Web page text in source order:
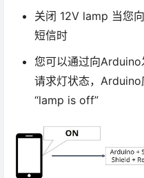
关闭 12V lamp 当您
短信时
您可以通过向Arduino
请求灯状态，
“lamp is off”